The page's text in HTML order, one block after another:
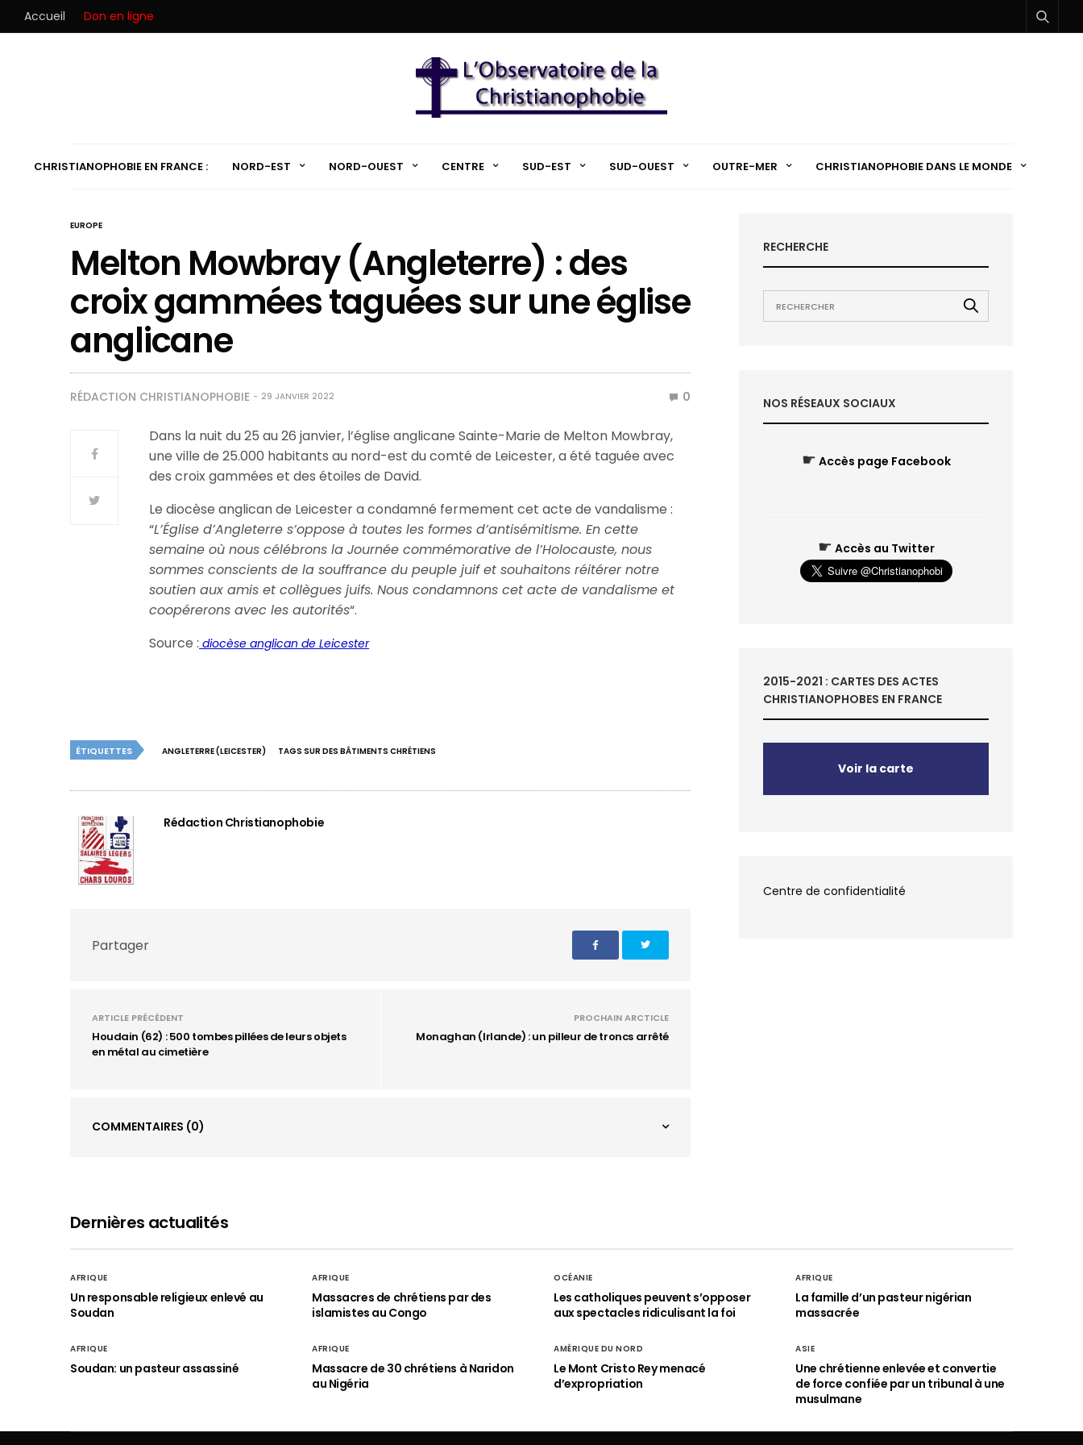
Accueil Don en ligne
CHRISTIANOPHOBIE EN FRANCE : NORD-EST NORD-OUEST CENTRE SUD-EST SUD-OUEST OUTRE-MER CHRISTIANOPHOBIE DANS LE MONDE
EUROPE
Melton Mowbray (Angleterre) : des
croix gammées taguées sur une église
anglicane
RÉDACTION CHRISTIANOPHOBIE 29 JANVIER 2022 0
Dans la nuit du 25 au 26 janvier, l’église anglicane Sainte-Marie de Melton Mowbray,
une ville de 25.000 habitants au nord-est du comté de Leicester, a été taguée avec
des croix gammées et des étoiles de David.
Le diocèse anglican de Leicester a condamné fermement cet acte de vandalisme :
“L’Église d’Angleterre s’oppose à toutes les formes d’antisémitisme. En cette
semaine où nous célébrons la Journée commémorative de l’Holocauste, nous
sommes conscients de la souffrance du peuple juif et souhaitons réitérer notre
soutien aux amis et collègues juifs.Nous condamnons cet acte de vandalisme et
coopérerons avec les autorités“.
Source : diocèse anglican de Leicester
ÉTIQUETTES ANGLETERRE (LEICESTER) TAGS SUR DES BÂTIMENTS CHRÉTIENS
Rédaction Christianophobie
Partager
ARTICLE PRÉCÉDENT
Houdain (62) : 500 tombes pillées de leurs objets
en métal au cimetière
PROCHAIN ARCTICLE
Monaghan (Irlande) : un pilleur de troncs arrêté
COMMENTAIRES (0)
RECHERCHE
NOS RÉSEAUX SOCIAUX
☛ Accès page Facebook
☛ Accès au Twitter
2015-2021 : CARTES DES ACTES
CHRISTIANOPHOBES EN FRANCE
Voir la carte
Centre de confidentialité
Dernières actualités
AFRIQUE
Un responsable religieux enlevé au
Soudan
AFRIQUE
Massacres de chrétiens par des
islamistes au Congo
OCÉANIE
Les catholiques peuvent s’opposer
aux spectacles ridiculisant la foi
AFRIQUE
La famille d’un pasteur nigérian
massacrée
AFRIQUE
Soudan: un pasteur assassiné
AFRIQUE
Massacre de 30 chrétiens à Naridon
au Nigéria
AMÉRIQUE DU NORD
Le Mont Cristo Rey menacé
d’expropriation
ASIE
Une chrétienne enlevée et convertie
de force confiée par un tribunal à une
musulmane